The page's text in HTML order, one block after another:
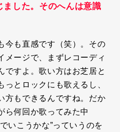
した。そのへんは意識
今も直感です（笑）。その
メージで、まずレコーディ
ですよ。歌い方はお芝居と
とロックにも歌えるし、
方もできるんですね。だか
ら何回か歌ってみた中
いこうかな”っていうのを